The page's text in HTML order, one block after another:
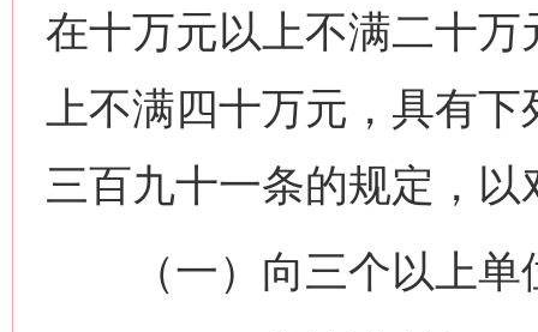
在十万元以上不满二十
上不满四十万元，具有
三百九十一条的规定，
（一）向三个以上单